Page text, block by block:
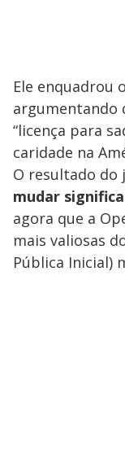
Ele enquadrou
argumentando
“licença para
caridade na
O resultado do
mudar
agora que a
mais valiosas
Pública Inicial)